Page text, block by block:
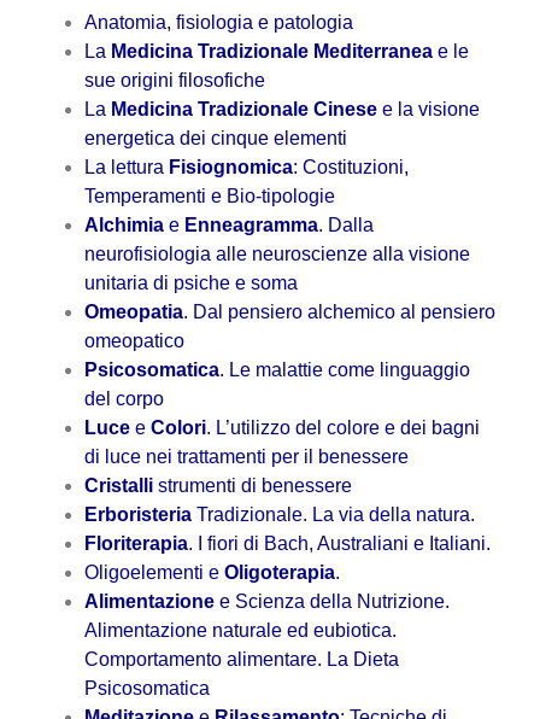
Anatomia, fisiologia e patologia
La Medicina Tradizionale Mediterranea e le
sue origini filosofiche
La Medicina Tradizionale Cinese e la visione
energetica dei cinque elementi
La lettura Fisiognomica: Costituzioni,
Temperamenti e Bio-tipologie
Alchimia e Enneagramma. Dalla
neurofisiologia alle neuroscienze alla visione
unitaria di psiche e soma
Omeopatia. Dal pensiero alchemico al pensiero
omeopatico
Psicosomatica. Le malattie come linguaggio
del corpo
Luce e Colori. L’utilizzo del colore e dei bagni
di luce nei trattamenti per il benessere
Cristalli strumenti di benessere
Erboristeria Tradizionale. La via della natura.
Floriterapia. I fiori di Bach, Australiani e Italiani.
Oligoelementi e Oligoterapia.
Alimentazione e Scienza della Nutrizione.
Alimentazione naturale ed eubiotica.
Comportamento alimentare. La Dieta
Psicosomatica